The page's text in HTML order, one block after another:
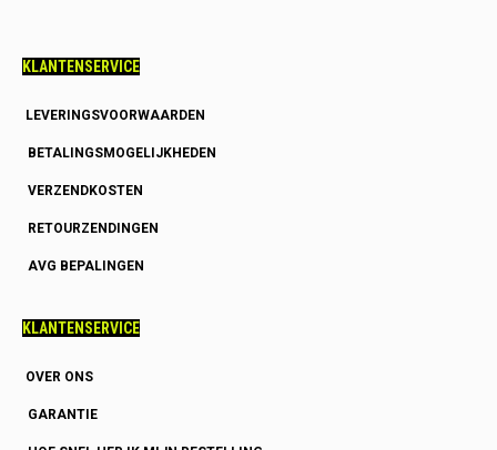
KLANTENSERVICE
LEVERINGSVOORWAARDEN
BETALINGSMOGELIJKHEDEN
VERZENDKOSTEN
RETOURZENDINGEN
AVG BEPALINGEN
KLANTENSERVICE
OVER ONS
GARANTIE